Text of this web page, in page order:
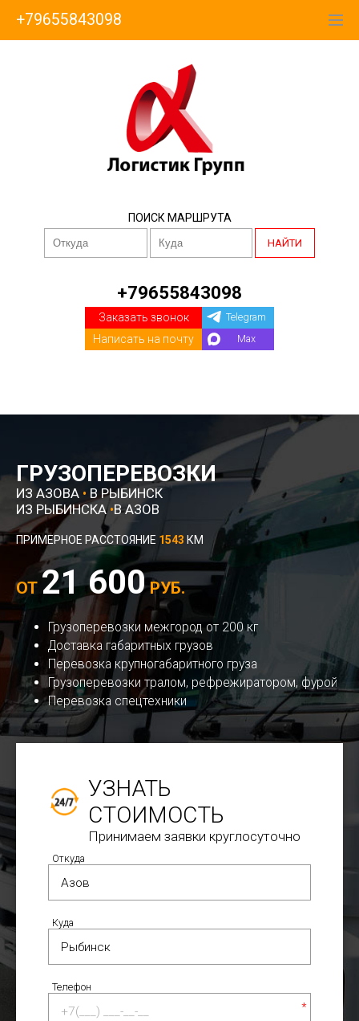
+79655843098
ПОИСК МАРШРУТА
НАЙТИ
+79655843098
Заказать звонок
Написать на почту
Telegram
Max
ГРУЗОПЕРЕВОЗКИ
ИЗ АЗОВА • В РЫБИНСК
ИЗ РЫБИНСКА •В АЗОВ
ПРИМЕРНОЕ РАССТОЯНИЕ 1543 КМ
ОТ 21 600РУБ.
Грузоперевозки межгород от 200 кг
Доставка габаритных грузов
Перевозка крупногабаритного груза
Грузоперевозки тралом, рефрежиратором, фурой
Перевозка спецтехники
УЗНАТЬ
СТОИМОСТЬ
Принимаем заявки круглосуточно
Откуда
Куда
Телефон
*